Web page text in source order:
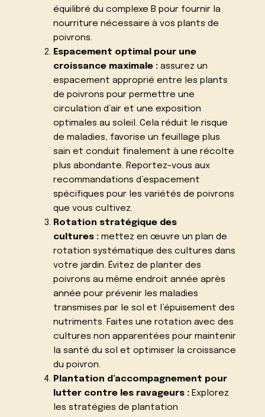
équilibré du complexe B pour fournir la
nourriture nécessaire à vos plants de
poivrons.
Espacement optimal pour une
croissance maximale :assurez un
espacement approprié entre les plants
de poivrons pour permettre une
circulation d’air et une exposition
optimales au soleil. Cela réduit le risque
de maladies, favorise un feuillage plus
sain et conduit finalement à une récolte
plus abondante. Reportez-vous aux
recommandations d’espacement
spécifiques pour les variétés de poivrons
que vous cultivez.
Rotation stratégique des
cultures :mettez en œuvre un plan de
rotation systématique des cultures dans
votre jardin. Évitez de planter des
poivrons au même endroit année après
année pour prévenir les maladies
transmises par le sol et l’épuisement des
nutriments. Faites une rotation avec des
cultures non apparentées pour maintenir
la santé du sol et optimiser la croissance
du poivron.
Plantation d’accompagnement pour
lutter contre les ravageurs :Explorez
les stratégies de plantation